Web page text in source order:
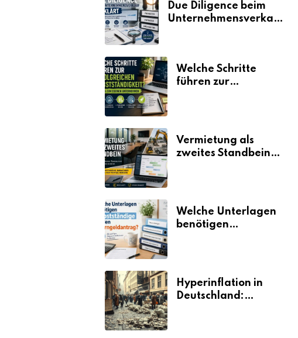
Due Diligence beim
Unternehmensverkauf
Welche Schritte
führen zur
Vermietung als
zweites Standbein:
Umsätze machen
Welche Unterlagen
benötigen
Hyperinflation in
Deutschland: